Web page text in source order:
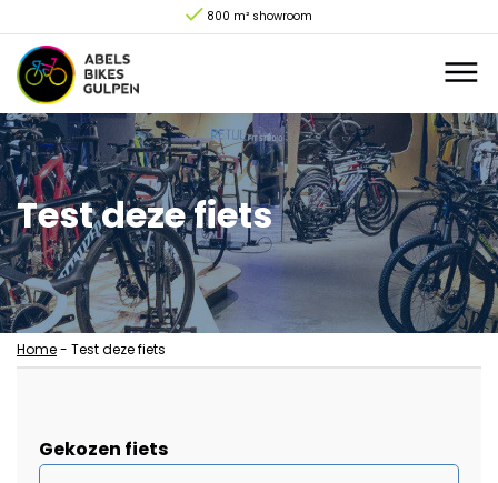
800 m² showroom
Test deze fiets
Home- Test deze fiets
Gekozen fiets